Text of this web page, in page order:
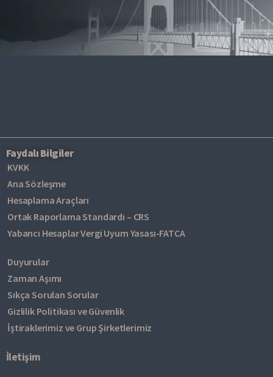
Faydalı Bilgiler
KVKK
Ana Sözleşme
Hesaplama Araçları
Ortak Raporlama Standardı – CRS
Yabancı Hesaplar Vergi Uyum Yasası-FATCA
Duyurular
Zaman Aşımı
Sıkça Sorulan Sorular
Gizlilik Politikası ve Güvenlik
İştiraklerimiz ve Grup Şirketlerimiz
İletişim